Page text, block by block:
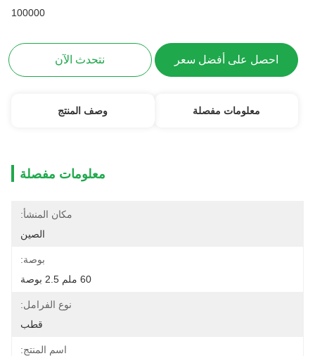
100000
احصل على أفضل سعر نتحدث الآن
معلومات مفصلة وصف المنتج
معلومات مفصلة
مكان المنشأ:
الصين
بوصة:
60 ملم 2.5 بوصة
نوع الفرامل:
قطب
اسم المنتج: